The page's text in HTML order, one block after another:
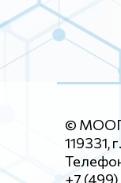
© МООП
119331,
+7